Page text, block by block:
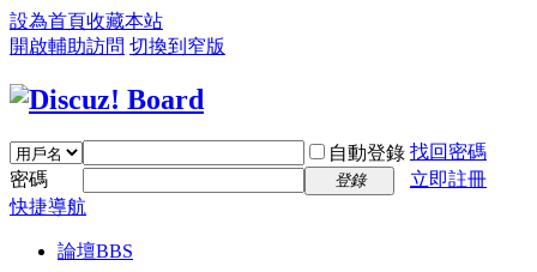
設為首頁收藏本站
開啟輔助訪問 切換到窄版
自動登錄 找回密碼
密碼
登錄
立即註冊
快捷導航
論壇BBS